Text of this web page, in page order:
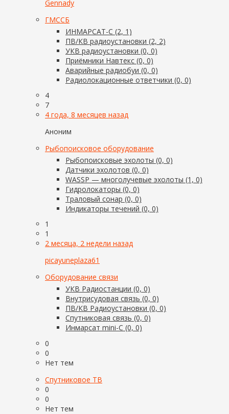
Gennady
ГМССБ
ИНМАРСАТ-С (2, 1)
ПВ/КВ радиоустановки (2, 2)
УКВ радиоустановки (0, 0)
Приёмники Навтекс (0, 0)
Аварийные радиобуи (0, 0)
Радиолокационные ответчики (0, 0)
4
7
4 года, 8 месяцев назад
Аноним
Рыбопоисковое оборудование
Рыбопоисковые эхолоты (0, 0)
Датчики эхолотов (0, 0)
WASSP — многолучевые эхолоты (1, 0)
Гидролокаторы (0, 0)
Траловый сонар (0, 0)
Индикаторы течений (0, 0)
1
1
2 месяца, 2 недели назад
picayuneplaza61
Оборудование связи
УКВ Радиостанции (0, 0)
Внутрисудовая связь (0, 0)
ПВ/КВ Радиоустановки (0, 0)
Спутниковая связь (0, 0)
Инмарсат mini-C (0, 0)
0
0
Нет тем
Спутниковое ТВ
0
0
Нет тем